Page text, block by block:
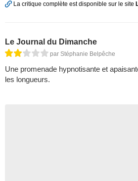
La critique complète est disponible sur le site
Le Journal du Dimanche
par Stéphanie Belpêche
Une promenade hypnotisante et
les longueurs.